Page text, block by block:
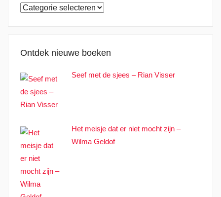
Categorieën
Ontdek nieuwe boeken
Seef met de sjees – Rian Visser
Het meisje dat er niet mocht zijn –
Wilma Geldof